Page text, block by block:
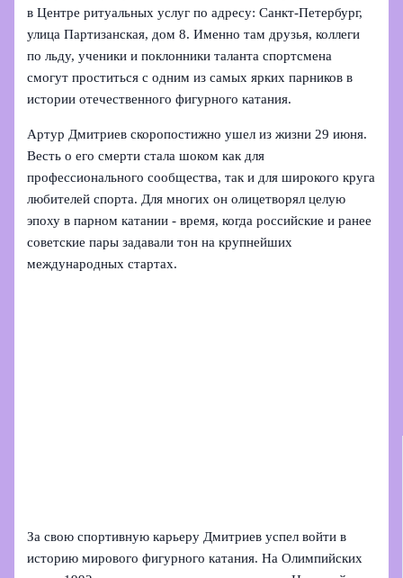
в Центре ритуальных услуг по адресу: Санкт‑Петербург,
улица Партизанская, дом 8. Именно там друзья, коллеги
по льду, ученики и поклонники таланта спортсмена
смогут проститься с одним из самых ярких парников в
истории отечественного фигурного катания.
Артур Дмитриев скоропостижно ушел из жизни 29 июня.
Весть о его смерти стала шоком как для
профессионального сообщества, так и для широкого круга
любителей спорта. Для многих он олицетворял целую
эпоху в парном катании - время, когда российские и ранее
советские пары задавали тон на крупнейших
международных стартах.
За свою спортивную карьеру Дмитриев успел войти в
историю мирового фигурного катания. На Олимпийских